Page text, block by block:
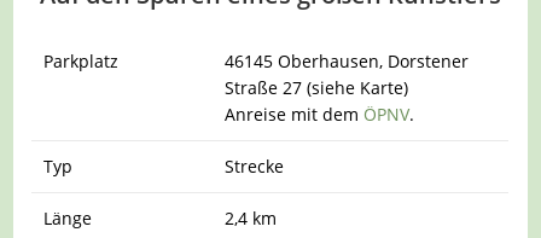
Parkplatz
46145 Oberhausen, Dorstener
Straße 27 (siehe Karte)
Anreise mit dem ÖPNV.
Typ Strecke
Länge 2,4 km